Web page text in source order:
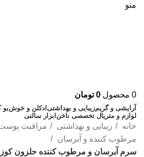
منو
0 محصول 0 تومان
آرایشی و گریمزیبایی و بهداشتی ادکلن و خوش‌بو
لوازم و متریال تخصصی ناخن ابزار سالنی
خانه زیبایی و بهداشتی
مراقبت
مرطوب کننده و آبرسان
سرم آبرسان و مرطوب کننده حلزون